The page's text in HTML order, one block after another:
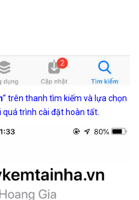
” trên thanh tìm kiếm và lựa chọn
quá trình cài đặt hoàn tất.